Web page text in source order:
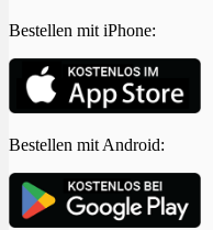
Bestellen mit iPhone:
Bestellen mit Android: